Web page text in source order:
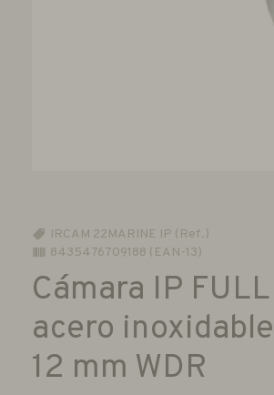
IRCAM 22MARINE IP (Ref.)
8435476709188 (EAN-13)
Cámara IP
acero
12 mm WDR